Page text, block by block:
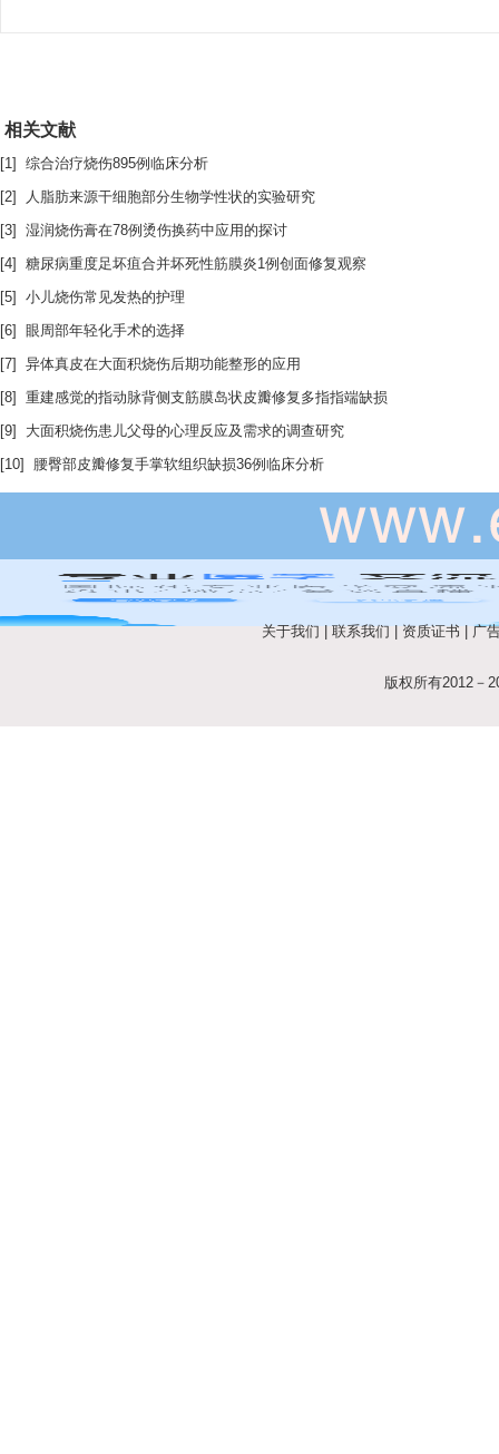
相关文献
[1] 综合治疗烧伤895例临床分析
[2] 人脂肪来源干细胞部分生物学性状的实验研究
[3] 湿润烧伤膏在78例烫伤换药中应用的探讨
[4] 糖尿病重度足坏疽合并坏死性筋膜炎1例创面修复观察
[5] 小儿烧伤常见发热的护理
[6] 眼周部年轻化手术的选择
[7] 异体真皮在大面积烧伤后期功能整形的应用
[8] 重建感觉的指动脉背侧支筋膜岛状皮瓣修复多指指端缺损
[9] 大面积烧伤患儿父母的心理反应及需求的调查研究
[10] 腰臀部皮瓣修复手掌软组织缺损36例临床分析
关于我们 联系我们 资质证书 广
版权所有2012－